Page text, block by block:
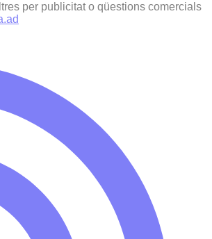
per publicitat o qüestions comercials